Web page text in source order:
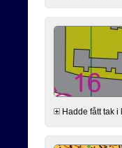
Hadde fått tak